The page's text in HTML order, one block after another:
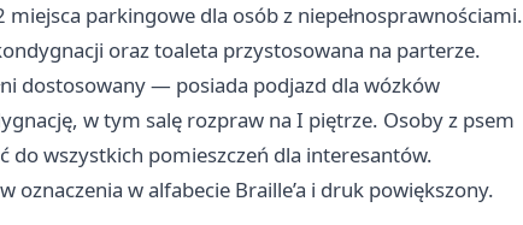
parkingowe dla osób z niepełnosprawnościami.
oraz toaleta przystosowana na parterze.
dostosowany — posiada podjazd dla wózków
w tym salę rozpraw na I piętrze. Osoby z psem
wszystkich pomieszczeń dla interesantów.
oznaczenia w alfabecie Braille’a i druk powiększony.